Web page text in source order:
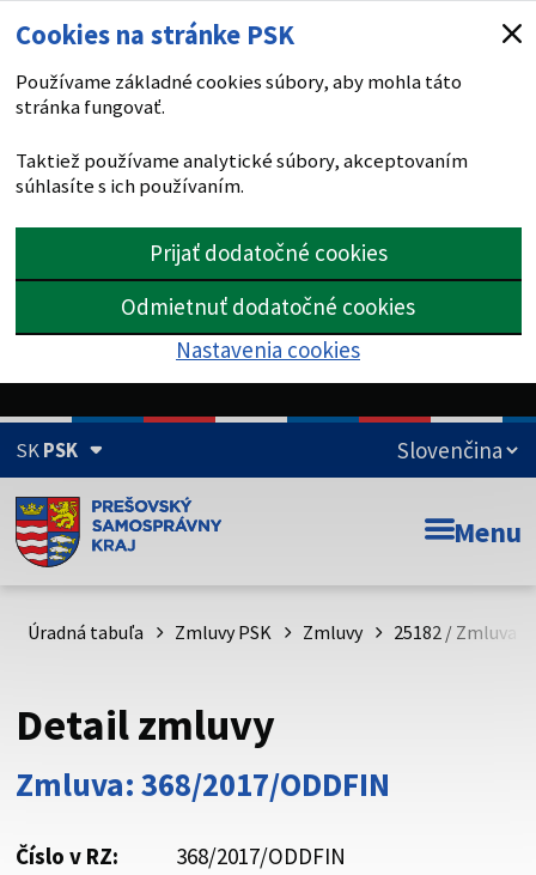
Cookies na stránke PSK
Používame základné cookies súbory, aby mohla táto
stránka fungovať.
Taktiež používame analytické súbory, akceptovaním
súhlasíte s ich používaním.
Prijať dodatočné cookies
Odmietnuť dodatočné cookies
Nastavenia cookies
SKPSK
Doména psk.sk je oficiálna
Toto je oficiálna webová stránka Prešovského
psk.sk.
Buďte pozorní a vždy sa uistite, že zdieľate informácie iba
cez zabezpečenú webovú stránku. Zabezpečená stránka
vždy začína https:// pred názvom domény webového sídla.
Menu
Úradná tabuľa Zmluvy PSK Zmluvy 25182 / Zmluva
Detail zmluvy
Zmluva: 368/2017/ODDFIN
Číslo v RZ:
368/2017/ODDFIN